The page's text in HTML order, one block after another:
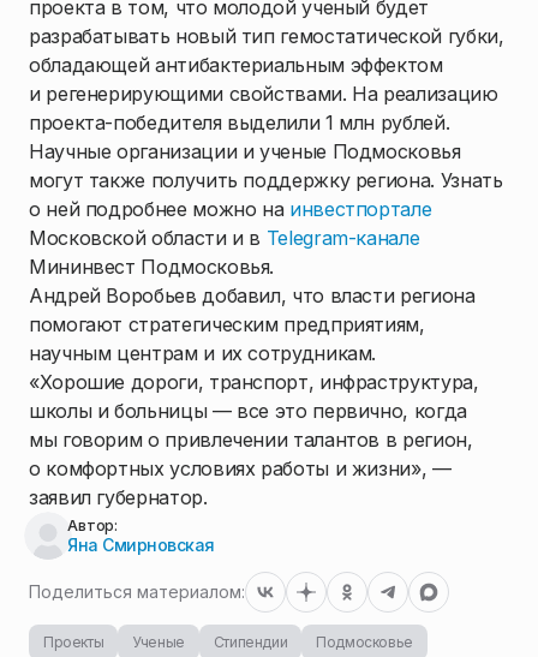
проекта в том, что молодой ученый будет
разрабатывать новый тип гемостатической губки,
обладающей антибактериальным эффектом
и регенерирующими свойствами. На реализацию
проекта-победителя выделили 1 млн рублей.
Научные организации и ученые Подмосковья
могут также получить поддержку региона. Узнать
о ней подробнее можно на инвестпортале
Московской области и в Telegram-канале
Мининвест Подмосковья.
Андрей Воробьев добавил, что власти региона
помогают стратегическим предприятиям,
научным центрам и их сотрудникам.
«Хорошие дороги, транспорт, инфраструктура,
школы и больницы — все это первично, когда
мы говорим о привлечении талантов в регион,
о комфортных условиях работы и жизни», —
заявил губернатор.
Автор:
Яна Смирновская
Поделиться материалом:
Проекты Ученые Стипендии
Подмосковье